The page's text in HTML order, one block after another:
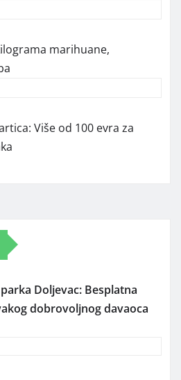
marihuane,
Više od 100 evra za
Doljevac: Besplatna
dobrovoljnog davaoca